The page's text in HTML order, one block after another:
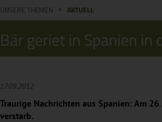
UNSERE THEMEN AKTUELL
Bär geriet in Spanien in
17.09.2012
Traurige Nachrichten aus Spanien: Am
verstarb.